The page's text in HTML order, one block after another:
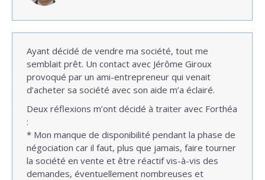
Ayant décidé de vendre ma société, tout me
semblait prêt. Un contact avec Jérôme Giroux
provoqué par un ami-entrepreneur qui venait
d’acheter sa société avec son aide m’a éclairé.
Deux réflexions m’ont décidé à traiter avec Forthéa
:
* Mon manque de disponibilité pendant la phase de
négociation car il faut, plus que jamais, faire tourner
la société en vente et être réactif vis-à-vis des
demandes, éventuellement nombreuses et